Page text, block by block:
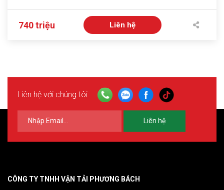
740 triệu Liên hệ
Liên hệ với chúng tôi:
Liên hệ
CÔNG TY TNHH VẬN TẢI PHƯƠNG BÁCH